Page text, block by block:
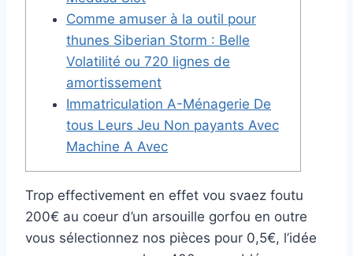
Comme amuser à la outil pour
thunes Siberian Storm : Belle
Volatilité ou 720 lignes de
amortissement
Immatriculation A-Ménagerie De
tous Leurs Jeu Non payants Avec
Machine A Avec
Trop effectivement en effet vou svaez foutu
200€ au coeur d’un arsouille gorfou en outre
vous sélectionnez nos pièces pour 0,5€, l’idée